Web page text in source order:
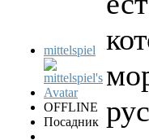
mittelspiel
OFFLINE
Посадник